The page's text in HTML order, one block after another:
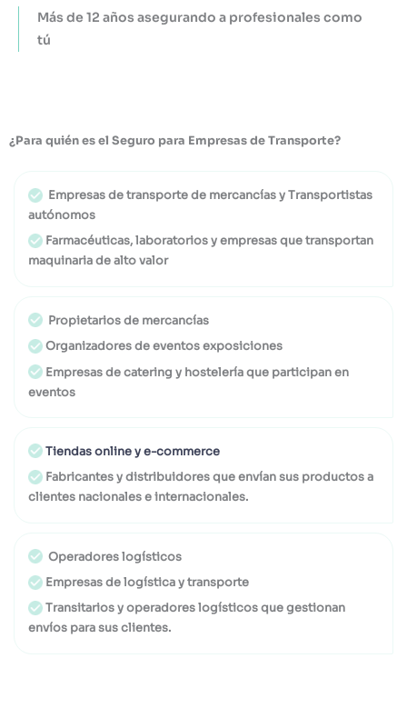
Más de 12 años asegurando a profesionales como
tú
¿Para quién es el Seguro para Empresas de Transporte?
Empresas de transporte de mercancías y Transportistas
autónomos
Farmacéuticas, laboratorios y empresas que transportan
maquinaria de alto valor
Propietarios de mercancías
Organizadores de eventos exposiciones
Empresas de catering y hostelería que participan en
eventos
Tiendas online y e-commerce
Fabricantes y distribuidores que envían sus productos a
clientes nacionales e internacionales.
Operadores logísticos
Empresas de logística y transporte
Transitarios y operadores logísticos que gestionan
envíos para sus clientes.